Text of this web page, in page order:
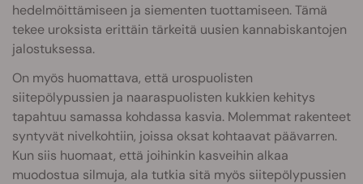
hedelmöittämiseen ja siementen tuottamiseen. Tämä
tekee uroksista erittäin tärkeitä uusien kannabiskantojen
jalostuksessa.
On myös huomattava, että urospuolisten
siitepölypussien ja naaraspuolisten kukkien kehitys
tapahtuu samassa kohdassa kasvia. Molemmat rakenteet
syntyvät nivelkohtiin, joissa oksat kohtaavat päävarren.
Kun siis huomaat, että joihinkin kasveihin alkaa
muodostua silmuja, ala tutkia sitä myös siitepölypussien